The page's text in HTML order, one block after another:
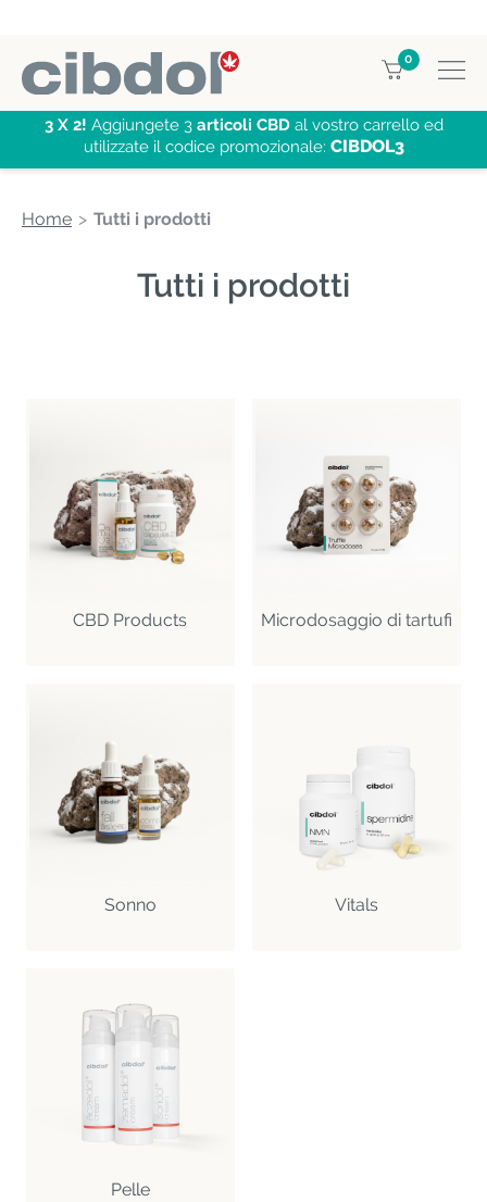
0
3 X 2! Aggiungete 3 articoli CBDal vostro carrello ed
utilizzate il codice promozionale: CIBDOL3
Home Tutti i prodotti
Tutti i prodotti
CBD Products Microdosaggio di tartufi
Sonno Vitals
Pelle